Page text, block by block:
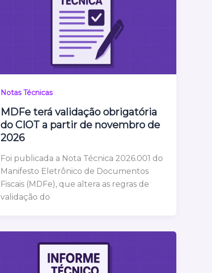
Notas Técnicas
MDFe terá validação obrigatória
do CIOT a partir de novembro de
2026
Foi publicada a Nota Técnica 2026.001 do
Manifesto Eletrônico de Documentos
Fiscais (MDFe), que altera as regras de
validação do